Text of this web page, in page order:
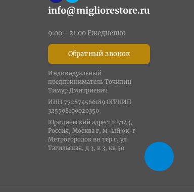
info@migliorestore.ru
9.00 - 21.00 Ежедневно
Обратный звонок
Индивидуальный
предприниматель Точилин
Тимур Дмитриевич
ИНН 772874566189 ОГРНИП
325508100020350
Юридический адрес: 107143,
Россия, Москва г, м-ый ок-г
Метрогородок вн тер г, ул
Тагильская, д 3, к 3, кв 50